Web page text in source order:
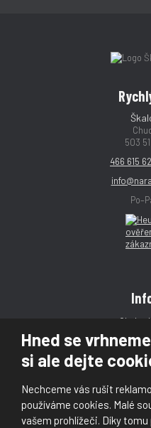
Hned se
si ale dejte
Nechceme vás rušit
používáme cookies. Malé
vašem prohlížeči. Díky
503
466 615